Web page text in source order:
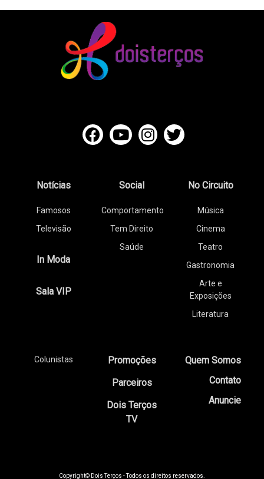
Notícias
Famosos
Televisão
In Moda
Sala VIP
Social
Comportamento
Tem Direito
Saúde
No Circuito
Música
Cinema
Teatro
Gastronomia
Arte e
Exposições
Literatura
Colunistas
Promoções
Parceiros
Dois Terços
TV
Quem Somos
Contato
Anuncie
Copyright© Dois Terços - Todos os direitos reservados.